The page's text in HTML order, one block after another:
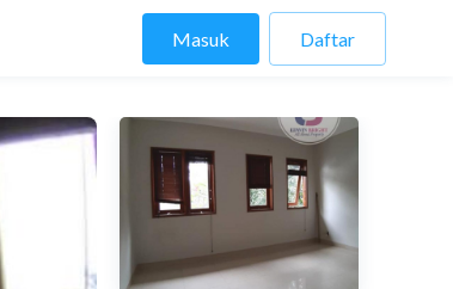
Masuk Daftar